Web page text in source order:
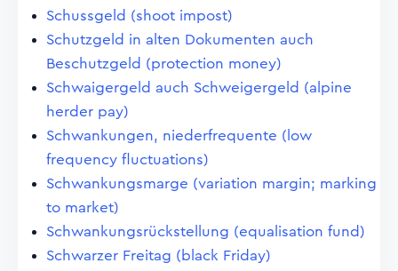
Schussgeld (shoot impost)
Schutzgeld in alten Dokumenten auch
Beschutzgeld (protection money)
Schwaigergeld auch Schweigergeld (alpine
herder pay)
Schwankungen, niederfrequente (low
frequency fluctuations)
Schwankungsmarge (variation margin; marking
to market)
Schwankungsrückstellung (equalisation fund)
Schwarzer Freitag (black Friday)